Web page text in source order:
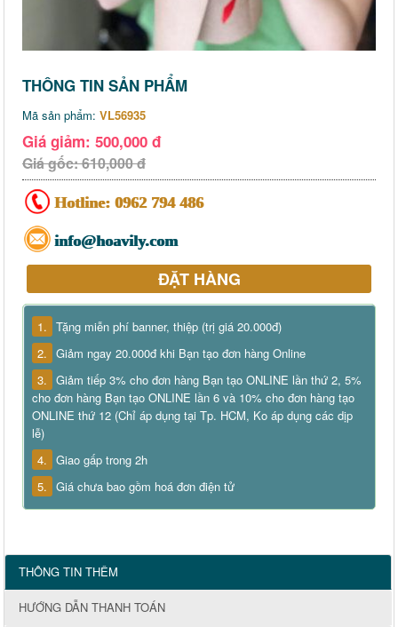
THÔNG TIN SẢN PHẨM
Mã sản phẩm: VL56935
Giá giảm: 500,000 đ
Giá gốc: 610,000 đ
Hotline: 0962 794 486
info@hoavily.com
ĐẶT HÀNG
1. Tặng miễn phí banner, thiệp (trị giá 20.000đ)
2. Giảm ngay 20.000đ khi Bạn tạo đơn hàng Online
3. Giảm tiếp 3% cho đơn hàng Bạn tạo ONLINE lần thứ 2, 5%
cho đơn hàng Bạn tạo ONLINE lần 6 và 10% cho đơn hàng tạo
ONLINE thứ 12 (Chỉ áp dụng tại Tp. HCM, Ko áp dụng các dịp
lễ)
4. Giao gấp trong 2h
5. Giá chưa bao gồm hoá đơn điện tử
THÔNG TIN THÊM
HƯỚNG DẪN THANH TOÁN